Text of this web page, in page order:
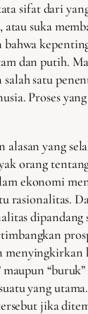
sifat dari
suka
dan putih.
satu
Proses
alasan yang
orang
ekonomi
rasionalitas.
dipandang
menyingkirkan
maupun
yang
jika